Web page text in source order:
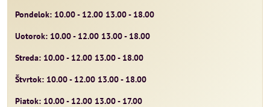
Pondelok: 10.00 - 12.00 13.00 - 18.00
Uotorok: 10.00 - 12.00 13.00 - 18.00
Streda: 10.00 - 12.00 13.00 - 18.00
Štvrtok: 10.00 - 12.00 13.00 - 18.00
Piatok: 10.00 - 12.00 13.00 - 17.00